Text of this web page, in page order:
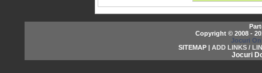
Copyright © 2008 -
Jocuri
SITEMAP | ADD LINKS /
Jocuri